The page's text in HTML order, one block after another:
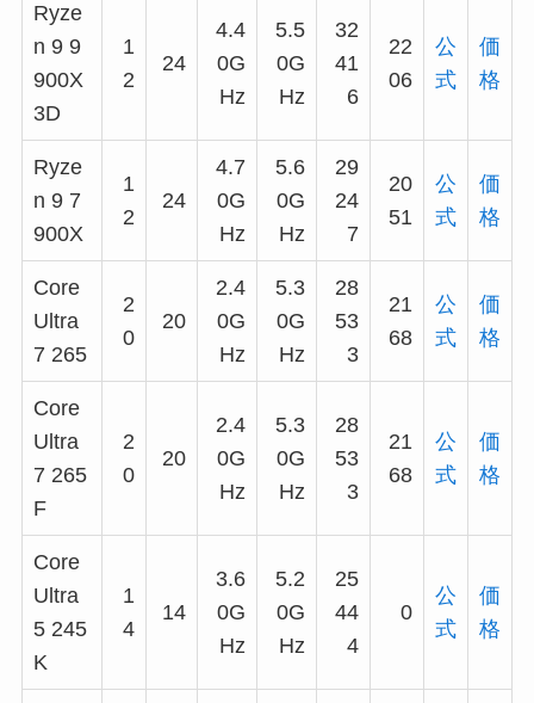
Ryze
n 9 9
900X
3D
1
2
24
4.4
0G
Hz
5.5
0G
Hz
32
41
6
22
06
公
式
価
格
Ryze
n 9 7
900X
1
2
24
4.7
0G
Hz
5.6
0G
Hz
29
24
7
20
51
公
式
価
格
Core
Ultra
7 265
2
0
20
2.4
0G
Hz
5.3
0G
Hz
28
53
3
21
68
公
式
価
格
Core
Ultra
7 265
F
2
0
20
2.4
0G
Hz
5.3
0G
Hz
28
53
3
21
68
公
式
価
格
Core
Ultra
5 245
K
1
4
14
3.6
0G
Hz
5.2
0G
Hz
25
44
4
0
公
式
価
格